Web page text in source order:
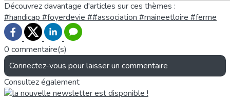
Découvrez davantage d'articles sur ces thèmes :
#handicap #foyerdevie ##association #maineetloire #ferme
0 commentaire(s)
Connectez-vous pour laisser un commentaire
Consultez également